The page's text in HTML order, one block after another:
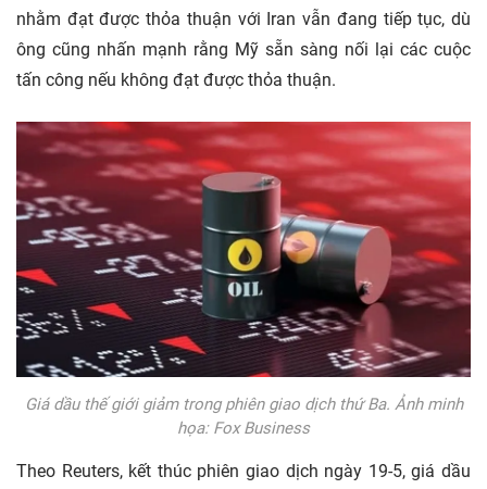
nhằm đạt được thỏa thuận với Iran vẫn đang tiếp tục, dù
ông cũng nhấn mạnh rằng Mỹ sẵn sàng nối lại các cuộc
tấn công nếu không đạt được thỏa thuận.
Giá dầu thế giới giảm trong phiên giao dịch thứ Ba. Ảnh minh
họa: Fox Business
Theo Reuters, kết thúc phiên giao dịch ngày 19-5, giá dầu